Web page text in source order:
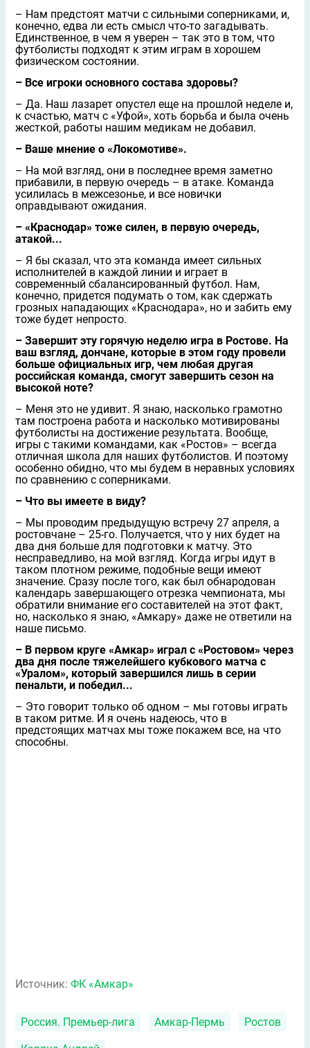
– Нам предстоят матчи с сильными соперниками, и,
конечно, едва ли есть смысл что-то загадывать.
Единственное, в чем я уверен – так это в том, что
футболисты подходят к этим играм в хорошем
физическом состоянии.
– Все игроки основного состава здоровы?
– Да. Наш лазарет опустел еще на прошлой неделе и,
к счастью, матч с «Уфой», хоть борьба и была очень
жесткой, работы нашим медикам не добавил.
– Ваше мнение о «Локомотиве».
– На мой взгляд, они в последнее время заметно
прибавили, в первую очередь – в атаке. Команда
усилилась в межсезонье, и все новички
оправдывают ожидания.
– «Краснодар» тоже силен, в первую очередь,
атакой...
– Я бы сказал, что эта команда имеет сильных
исполнителей в каждой линии и играет в
современный сбалансированный футбол. Нам,
конечно, придется подумать о том, как сдержать
грозных нападающих «Краснодара», но и забить ему
тоже будет непросто.
– Завершит эту горячую неделю игра в Ростове. На
ваш взгляд, дончане, которые в этом году провели
больше официальных игр, чем любая другая
российская команда, смогут завершить сезон на
высокой ноте?
– Меня это не удивит. Я знаю, насколько грамотно
там построена работа и насколько мотивированы
футболисты на достижение результата. Вообще,
игры с такими командами, как «Ростов» – всегда
отличная школа для наших футболистов. И поэтому
особенно обидно, что мы будем в неравных условиях
по сравнению с соперниками.
– Что вы имеете в виду?
– Мы проводим предыдущую встречу 27 апреля, а
ростовчане – 25-го. Получается, что у них будет на
два дня больше для подготовки к матчу. Это
несправедливо, на мой взгляд. Когда игры идут в
таком плотном режиме, подобные вещи имеют
значение. Сразу после того, как был обнародован
календарь завершающего отрезка чемпионата, мы
обратили внимание его составителей на этот факт,
но, насколько я знаю, «Амкару» даже не ответили на
наше письмо.
– В первом круге «Амкар» играл с «Ростовом» через
два дня после тяжелейшего кубкового матча с
«Уралом», который завершился лишь в серии
пенальти, и победил...
– Это говорит только об одном – мы готовы играть
в таком ритме. И я очень надеюсь, что в
предстоящих матчах мы тоже покажем все, на что
способны.
Источник: ФК «Амкар»
Россия. Премьер-лига Амкар-Пермь Ростов